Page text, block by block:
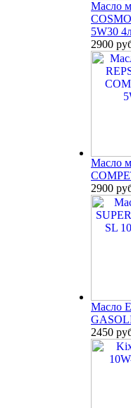
Масло
5W30
2900
Масло
2900
Масло
2450